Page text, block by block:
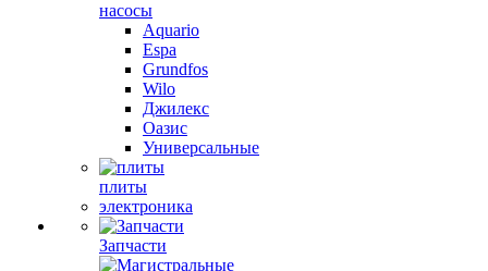
насосы
Aquario
Espa
Grundfos
Wilo
Джилекс
Оазис
Универсальные
плиты
электроника
Запчасти